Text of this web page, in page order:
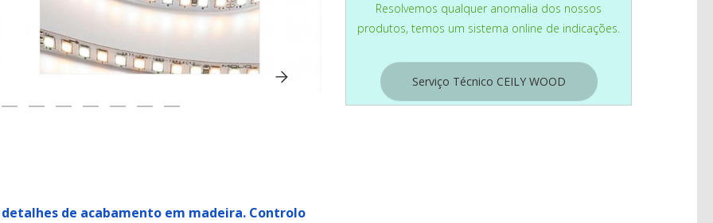
de acabamento em madeira. Controlo
Resolvemos qualquer anomalia dos nossos
produtos, temos um sistema online de indicações.
Serviço Técnico CEILY WOOD